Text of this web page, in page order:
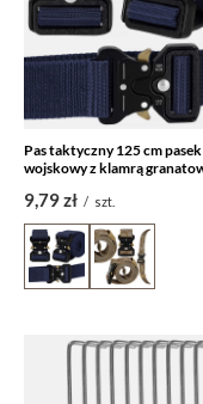
Pas taktyczny 125 cm pasek
wojskowy z klamrą
9,79 zł / szt.